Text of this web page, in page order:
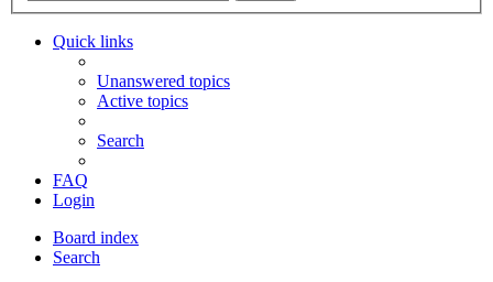
Quick links
Unanswered topics
Active topics
Search
FAQ
Login
Board index
Search